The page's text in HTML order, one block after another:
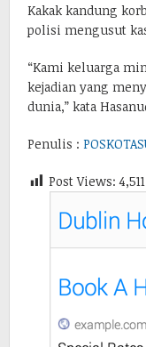
Kakak kandung
polisi mengusut
“Kami keluarga
kejadian yang
dunia,” kata
Penulis :
Post Views: 4,511